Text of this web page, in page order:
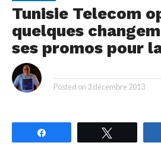
Tunisie Telecom
quelques
ses promos pour
Posted on 3 décembre 2013